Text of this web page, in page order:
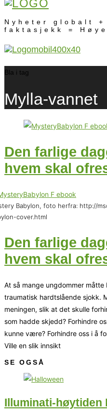
Nyheter globalt
faktasjekk =
Bla i tag
Mylla-vannet
Den farlige
hvem skal
Babylon, foto herfra: http://
cover.html
Den farlige
hvem skal
At så mange ungdommer
traumatisk hardtslående sjokk.
meningen, slik at det skulle
som hadde skjedd? Forhindre
kunne være? Forhindre oss i å
Ville en slik innsikt
SE OGSÅ
Illuminati-høytiden